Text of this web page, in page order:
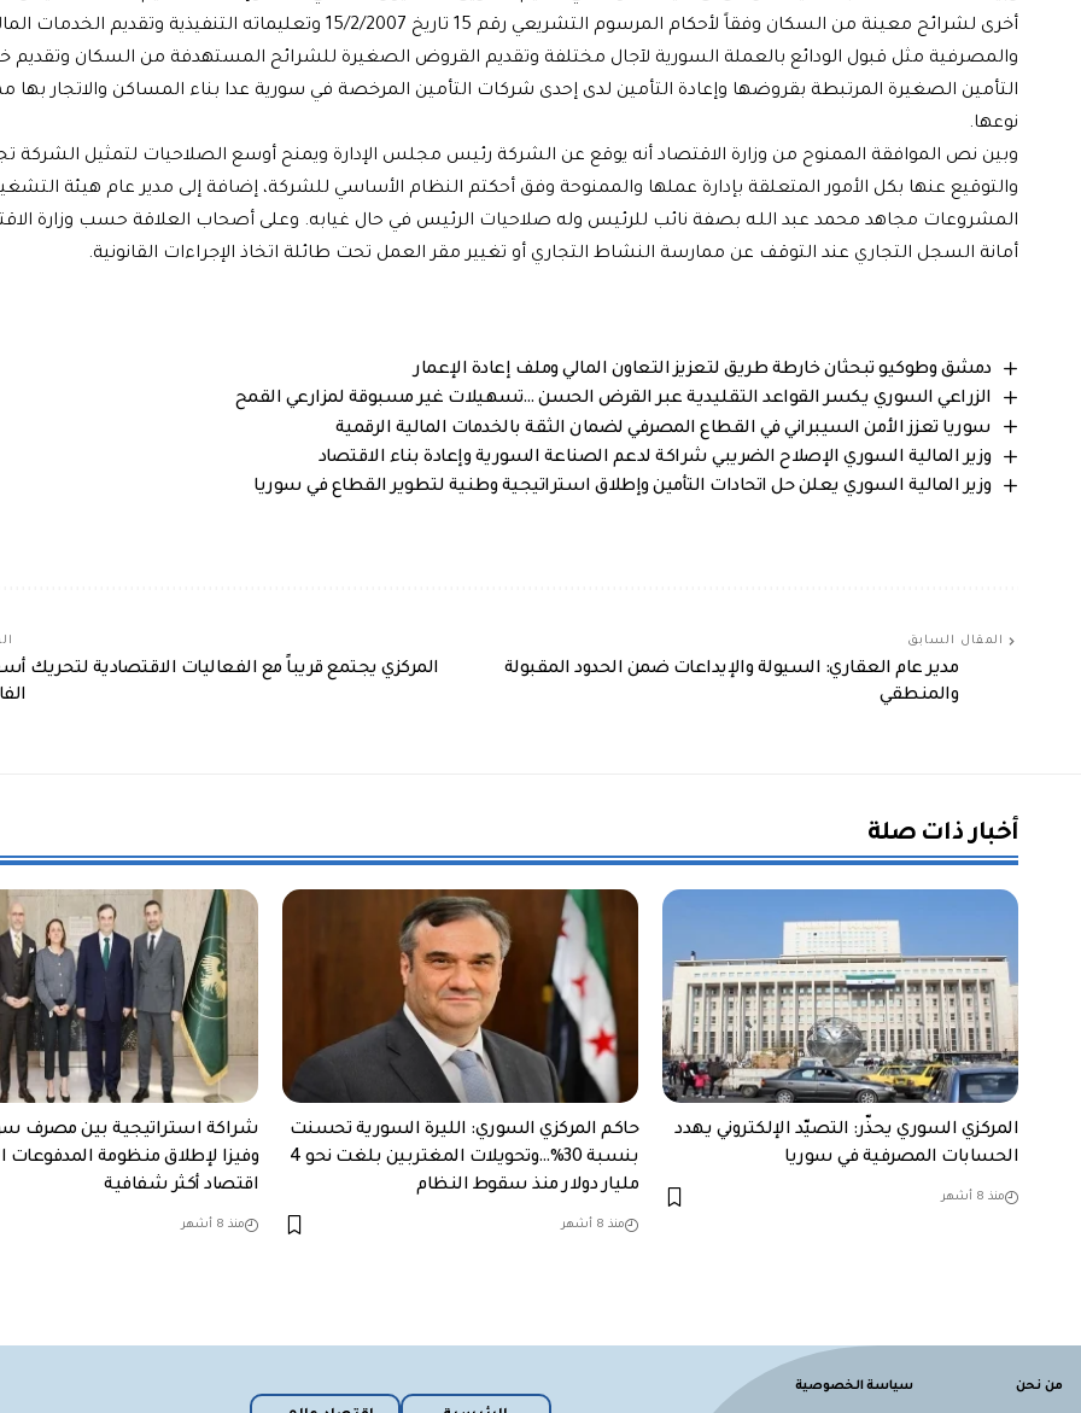
أخرى لشرائح معينة من السكان وفقاً لأحكام المرسوم التشريعي رقم 15 تاريخ 15/2/2007 وتعليماته التنفيذية وتقديم
والمصرفية مثل قبول الودائع بالعملة السورية لآجال مختلفة وتقديم القروض الصغيرة للشرائح المستهدفة من السكان وتقديم
التأمين الصغيرة المرتبطة بقروضها وإعادة التأمين لدى إحدى شركات التأمين المرخصة في سورية عدا بناء المساكن والاتجار بها
نوعها.
وبين نص الموافقة الممنوح من وزارة الاقتصاد أنه يوقع عن الشركة رئيس مجلس الإدارة ويمنح أوسع الصلاحيات لتمثيل الشركة
والتوقيع عنها بكل الأمور المتعلقة بإدارة عملها والممنوحة وفق أحكتم النظام الأساسي للشركة، إضافة إلى مدير عام هيئة
المشروعات مجاهد محمد عبد اللـه بصفة نائب للرئيس وله صلاحيات الرئيس في حال غيابه. وعلى أصحاب العلاقة حسب وزارة
أمانة السجل التجاري عند التوقف عن ممارسة النشاط التجاري أو تغيير مقر العمل تحت طائلة اتخاذ الإجراءات القانونية.
دمشق وطوكيو تبحثان خارطة طريق لتعزيز التعاون المالي وملف إعادة الإعمار
الزراعي السوري يكسر القواعد التقليدية عبر القرض الحسن …تسهيلات غير مسبوقة لمزارعي القمح
سوريا تعزز الأمن السيبراني في القطاع المصرفي لضمان الثقة بالخدمات المالية الرقمية
وزير المالية السوري الإصلاح الضريبي شراكة لدعم الصناعة السورية وإعادة بناء الاقتصاد
وزير المالية السوري يعلن حل اتحادات التأمين وإطلاق استراتيجية وطنية لتطوير القطاع في سوريا
المقال السابق
مدير عام العقاري: السيولة والإيداعات ضمن الحدود المقبولة
والمنطقي
المركزي يجتمع قريباً مع الفعاليات الاقتصادية لتحريك
أخبار ذات صلة
المركزي السوري يحذّر: التصيّد الإلكتروني يهدد
الحسابات المصرفية في سوريا
منذ 8 أشهر
حاكم المركزي السوري: الليرة السورية تحسنت
بنسبة 30%…وتحويلات المغتربين بلغت نحو 4
مليار دولار منذ سقوط النظام
منذ 8 أشهر
شراكة استراتيجية بين مصرف
وفيزا لإطلاق منظومة المدفوعات
اقتصاد أكثر شفافية
منذ 8 أشهر
من نحن سياسة الخصوصية